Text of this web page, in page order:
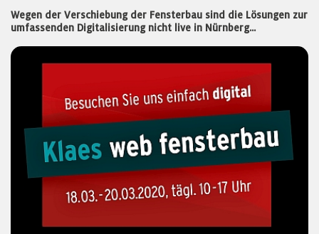
Wegen der Verschiebung der Fensterbau sind die Lösungen zur
umfassenden Digitalisierung nicht live in Nürnberg...